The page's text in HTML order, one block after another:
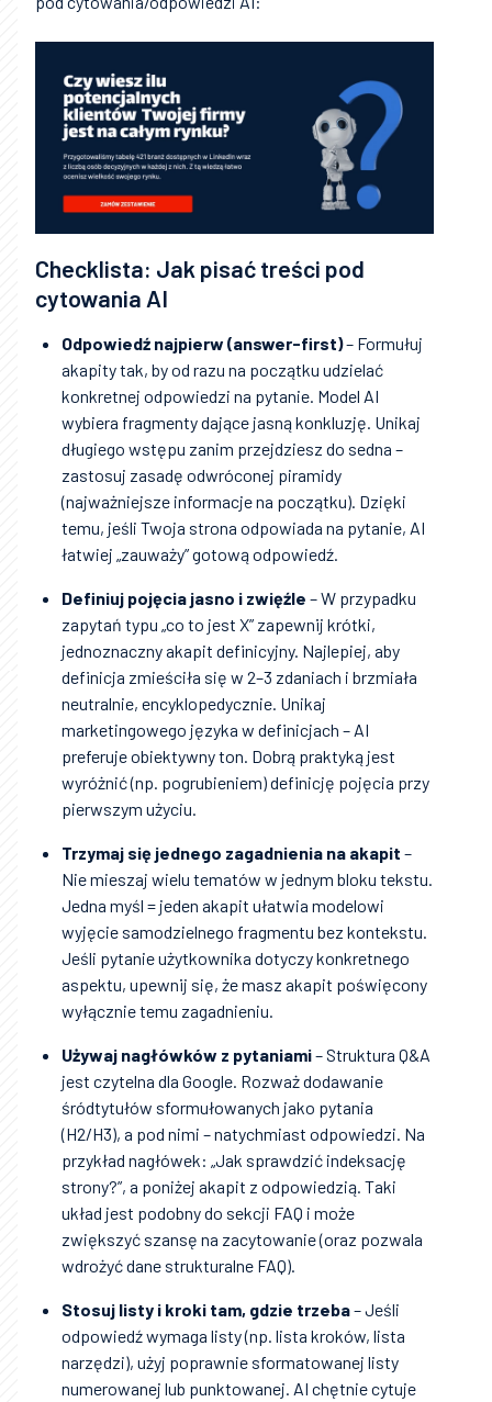
Checklista: Jak pisać treści pod
cytowania AI
Odpowiedź najpierw (answer-first)– Formułuj
akapity tak, by od razu na początku udzielać
konkretnej odpowiedzi na pytanie. Model AI
wybiera fragmenty dające jasną konkluzję. Unikaj
długiego wstępu zanim przejdziesz do sedna –
zastosuj zasadę odwróconej piramidy
(najważniejsze informacje na początku). Dzięki
temu, jeśli Twoja strona odpowiada na pytanie, AI
łatwiej „zauważy” gotową odpowiedź.
Definiuj pojęcia jasno i zwięźle – W przypadku
zapytań typu „co to jest X” zapewnij krótki,
jednoznaczny akapit definicyjny. Najlepiej, aby
definicja zmieściła się w 2–3 zdaniach i brzmiała
neutralnie, encyklopedycznie. Unikaj
marketingowego języka w definicjach – AI
preferuje obiektywny ton. Dobrą praktyką jest
wyróżnić (np. pogrubieniem) definicję pojęcia przy
pierwszym użyciu.
Trzymaj się jednego zagadnienia na akapit –
Nie mieszaj wielu tematów w jednym bloku tekstu.
Jedna myśl = jeden akapit ułatwia modelowi
wyjęcie samodzielnego fragmentu bez kontekstu.
Jeśli pytanie użytkownika dotyczy konkretnego
aspektu, upewnij się, że masz akapit poświęcony
wyłącznie temu zagadnieniu.
Używaj nagłówków z pytaniami– Struktura Q&A
jest czytelna dla Google. Rozważ dodawanie
śródtytułów sformułowanych jako pytania
(H2/H3), a pod nimi – natychmiast odpowiedzi. Na
przykład nagłówek: „Jak sprawdzić indeksację
strony?”, a poniżej akapit z odpowiedzią. Taki
układ jest podobny do sekcji FAQ i może
zwiększyć szansę na zacytowanie (oraz pozwala
wdrożyć dane strukturalne FAQ).
Stosuj listy i kroki tam, gdzie trzeba– Jeśli
odpowiedź wymaga listy (np. lista kroków, lista
narzędzi), użyj poprawnie sformatowanej listy
numerowanej lub punktowanej. AI chętnie cytuje